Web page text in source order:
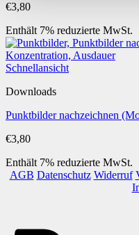
€3,80
Enthält 7% reduzierte MwSt.
Schnellansicht
Downloads
Punktbilder nachzeichnen
€3,80
Enthält 7% reduzierte MwSt.
AGB Datenschutz Widerruf